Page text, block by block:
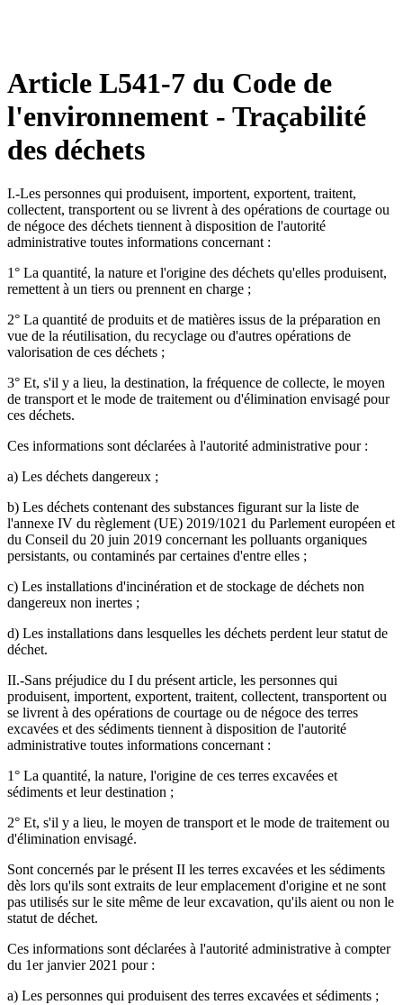
Article L541-7 du Code de
l'environnement - Traçabilité
des déchets
I.-Les personnes qui produisent, importent, exportent, traitent,
collectent, transportent ou se livrent à des opérations de courtage ou
de négoce des déchets tiennent à disposition de l'autorité
administrative toutes informations concernant :
1° La quantité, la nature et l'origine des déchets qu'elles produisent,
remettent à un tiers ou prennent en charge ;
2° La quantité de produits et de matières issus de la préparation en
vue de la réutilisation, du recyclage ou d'autres opérations de
valorisation de ces déchets ;
3° Et, s'il y a lieu, la destination, la fréquence de collecte, le moyen
de transport et le mode de traitement ou d'élimination envisagé pour
ces déchets.
Ces informations sont déclarées à l'autorité administrative pour :
a) Les déchets dangereux ;
b) Les déchets contenant des substances figurant sur la liste de
l'annexe IV du règlement (UE) 2019/1021 du Parlement européen et
du Conseil du 20 juin 2019 concernant les polluants organiques
persistants, ou contaminés par certaines d'entre elles ;
c) Les installations d'incinération et de stockage de déchets non
dangereux non inertes ;
d) Les installations dans lesquelles les déchets perdent leur statut de
déchet.
II.-Sans préjudice du I du présent article, les personnes qui
produisent, importent, exportent, traitent, collectent, transportent ou
se livrent à des opérations de courtage ou de négoce des terres
excavées et des sédiments tiennent à disposition de l'autorité
administrative toutes informations concernant :
1° La quantité, la nature, l'origine de ces terres excavées et
sédiments et leur destination ;
2° Et, s'il y a lieu, le moyen de transport et le mode de traitement ou
d'élimination envisagé.
Sont concernés par le présent II les terres excavées et les sédiments
dès lors qu'ils sont extraits de leur emplacement d'origine et ne sont
pas utilisés sur le site même de leur excavation, qu'ils aient ou non le
statut de déchet.
Ces informations sont déclarées à l'autorité administrative à compter
du 1er janvier 2021 pour :
a) Les personnes qui produisent des terres excavées et sédiments ;